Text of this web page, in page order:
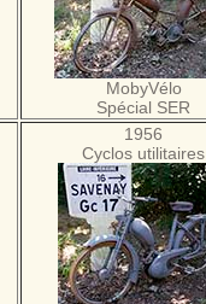
MobyVélo
Spécial SER
1956
Cyclos utilitaires